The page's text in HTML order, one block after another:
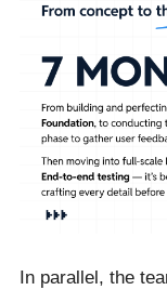
In parallel, the